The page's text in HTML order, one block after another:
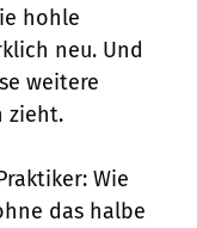
hohle
neu. Und
weitere
zieht.
Wie
das halbe